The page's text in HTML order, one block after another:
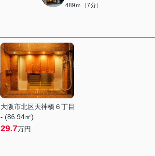
489ｍ（7分）
大阪市北区天神橋６丁目
- (86.94㎡)
29.7万円